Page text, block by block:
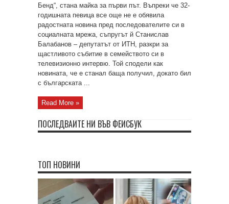
Бенд“, стана майка за първи път. Въпреки че 32-
годишната певица все още не е обявила
радостната новина пред последователите си в
социалната мрежа, съпругът й Станислав
Балабанов – депутатът от ИТН, разкри за
щастливото събитие в семейството си в
телевизионно интервю. Той сподели как
новината, че е станал баща получил, докато бил
с българската ...
Read More »
ПОСЛЕДВАЙТЕ НИ ВЪВ ФЕЙСБУК
ТОП НОВИНИ